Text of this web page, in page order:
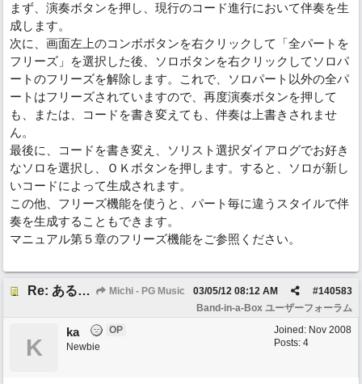
まず、演奏ボタンを押し、現行のコード進行において伴奏を生
成します。
次に、画面左上のコンボボタンを右クリックして「全パートを
フリーズ」を選択した後、ソロボタンを右クリックしてソロパ
ートのフリーズを解除します。これで、ソロパート以外の全パ
ートはフリーズされていますので、再度演奏ボタンを押して
も、または、コードを書き変えても、伴奏は上書きされませ
ん。
最後に、コードを書き変え、ソリスト選択ダイアログでお好き
なソロを選択し、ＯＫボタンを押します。すると、ソロが新し
いコードによって生成されます。
この他、フリーズ機能を使うと、パート毎に違うスタイルで伴
奏を生成することもできます。
マニュアル第５章のフリーズ機能をご参照ください。
Re: あるコードでの伴奏に違うコードでのSoloを演奏させる方法ないか。 Michi - PG Music #140583
03/05/12 08:12 AM
Band-in-a-Box ユーザーフォーラム
Joined: Nov 2008
Posts: 4
K
ka
OP
Newbie